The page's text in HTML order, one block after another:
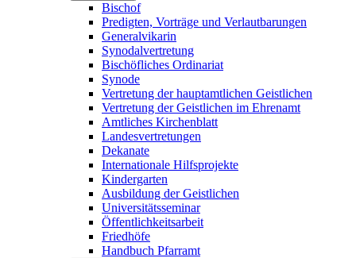
Bischof
Predigten, Vorträge und Verlautbarungen
Generalvikarin
Synodalvertretung
Bischöfliches Ordinariat
Synode
Vertretung der hauptamtlichen Geistlichen
Vertretung der Geistlichen im Ehrenamt
Amtliches Kirchenblatt
Landesvertretungen
Dekanate
Internationale Hilfsprojekte
Kindergarten
Ausbildung der Geistlichen
Universitätsseminar
Öffentlichkeitsarbeit
Friedhöfe
Handbuch Pfarramt